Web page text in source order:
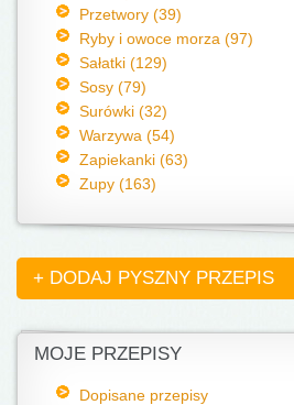
Przetwory (39)
Ryby i owoce morza (97)
Sałatki (129)
Sosy (79)
Surówki (32)
Warzywa (54)
Zapiekanki (63)
Zupy (163)
+ DODAJ PYSZNY PRZEPIS
MOJE PRZEPISY
Dopisane przepisy